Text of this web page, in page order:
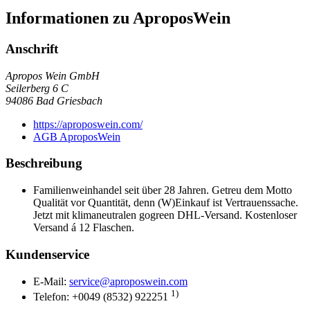
Informationen zu AproposWein
Anschrift
Apropos Wein GmbH
Seilerberg 6 C
94086 Bad Griesbach
https://aproposwein.com/
AGB AproposWein
Beschreibung
Familienweinhandel seit über 28 Jahren. Getreu dem Motto
Qualität vor Quantität, denn (W)Einkauf ist Vertrauenssache.
Jetzt mit klimaneutralen gogreen DHL-Versand. Kostenloser
Versand á 12 Flaschen.
Kundenservice
E-Mail: service@aproposwein.com
Telefon: +0049 (8532) 922251 1)